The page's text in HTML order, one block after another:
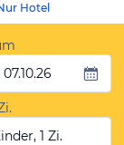
Hotel
1 Zi.